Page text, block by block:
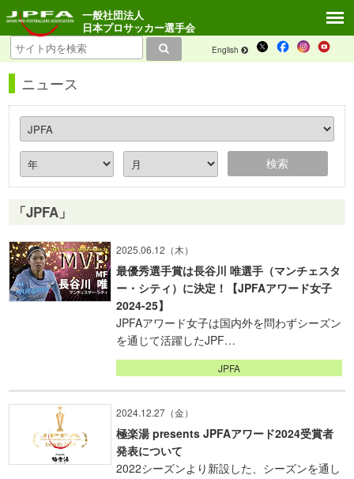
English
一般社団法人
日本プロサッカー選手会
ニュース
「JPFA」
2025.06.12（木）
最優秀選手賞は長谷川 唯選手（マンチェスタ
ー・シティ）に決定！【JPFAアワード女子
2024-25】
JPFAアワード女子は国内外を問わずシーズン
を通じて活躍したJPF…
JPFA
2024.12.27（金）
極楽湯 presents JPFAアワード2024受賞者
発表について
2022シーズンより新設した、シーズンを通し